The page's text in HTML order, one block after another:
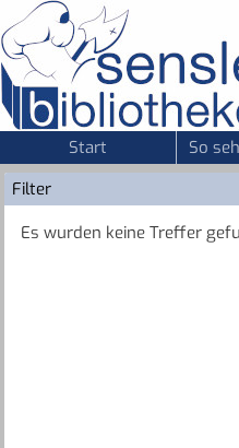
Start So
Filter
Es wurden keine Treffer